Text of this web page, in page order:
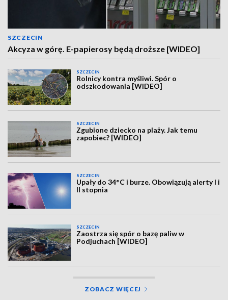
SZCZECIN
Akcyza w górę. E-papierosy będą droższe [WIDEO]
SZCZECIN
Rolnicy kontra myśliwi. Spór o
odszkodowania [WIDEO]
SZCZECIN
Zgubione dziecko na plaży. Jak temu
zapobiec? [WIDEO]
SZCZECIN
Upały do 34°C i burze. Obowiązują alerty I i
II stopnia
SZCZECIN
Zaostrza się spór o bazę paliw w
Podjuchach [WIDEO]
ZOBACZ WIĘCEJ